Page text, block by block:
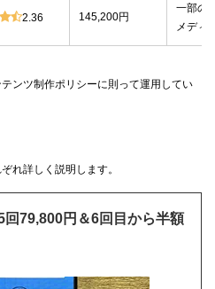
2.36 145,200円
一部の
メディ
ンツ制作ポリシーに則って運用してい
れ詳しく説明します。
回79,800円＆6回目から半額